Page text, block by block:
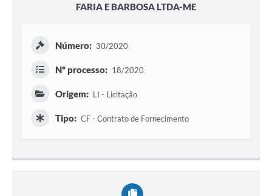
FARIA E BARBOSA LTDA-ME
Número: 30/2020
Nº processo: 18/2020
Origem: LI - Licitação
Tipo: CF - Contrato de Fornecimento